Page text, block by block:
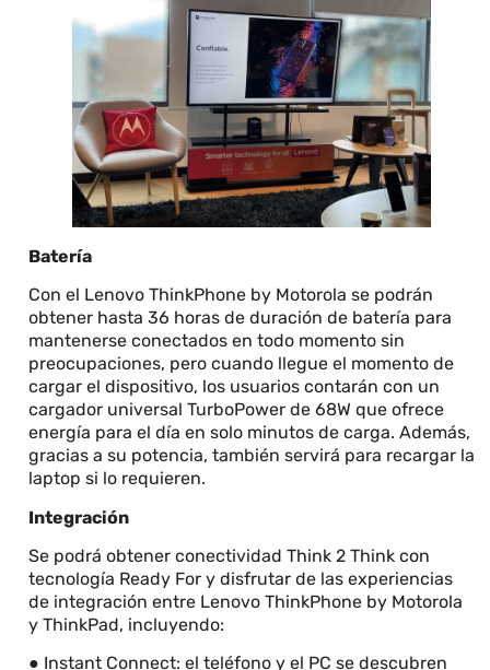
Batería
Con el Lenovo ThinkPhone by Motorola se podrán
obtener hasta 36 horas de duración de batería para
mantenerse conectados en todo momento sin
preocupaciones, pero cuando llegue el momento de
cargar el dispositivo, los usuarios contarán con un
cargador universal TurboPower de 68W que ofrece
energía para el día en solo minutos de carga. Además,
gracias a su potencia, también servirá para recargar la
laptop si lo requieren.
Integración
Se podrá obtener conectividad Think 2 Think con
tecnología Ready For y disfrutar de las experiencias
de integración entre Lenovo ThinkPhone by Motorola
y ThinkPad, incluyendo:
● Instant Connect: el teléfono y el PC se descubren